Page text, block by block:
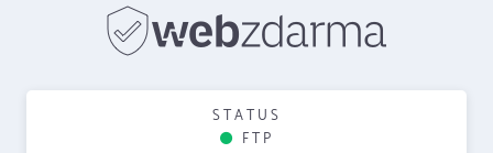
STATUS
FTP